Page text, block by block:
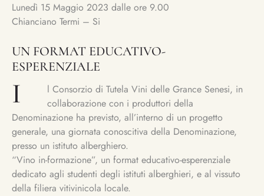
Lunedì 15 Maggio 2023 dalle ore 9.00
Chianciano Termi – Si
UN FORMAT EDUCATIVO-
ESPERENZIALE
I
l Consorzio di Tutela Vini delle Grance Senesi, in
collaborazione con i produttori della
Denominazione ha previsto, all’interno di un progetto
generale, una giornata conoscitiva della Denominazione,
presso un istituto alberghiero.
“Vino in-formazione”, un format educativo-esperenziale
dedicato agli studenti degli istituti alberghieri, e al vissuto
della filiera vitivinicola locale.